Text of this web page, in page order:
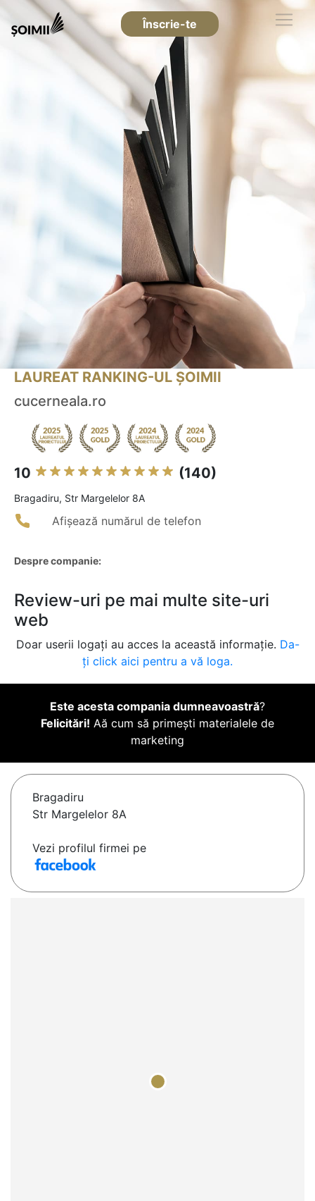
Înscrie-te
LAUREAT RANKING-UL ȘOIMII
cucerneala.ro
10 (140)
Bragadiru, Str Margelelor 8A
Afișează numărul de telefon
Despre companie:
Review-uri pe mai multe site-uri
web
Doar userii logați au acces la această informație. Da-
ți click aici pentru a vă loga.
Este acesta compania dumneavoastră?
Felicitări! Aă cum să primești materialele de
marketing
Bragadiru
Str Margelelor 8A
Vezi profilul firmei pe